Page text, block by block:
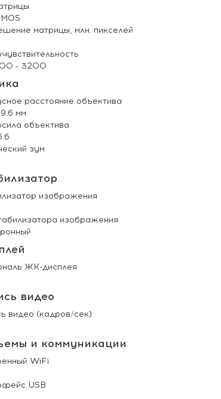
матрицы, млн. пикселей
- 3200
расстояние объектива
мм
объектива
зум
изображения
изображения
ЖК-дисплея
видео
видео (кадров/сек)
и коммуникации
WiFi
USB